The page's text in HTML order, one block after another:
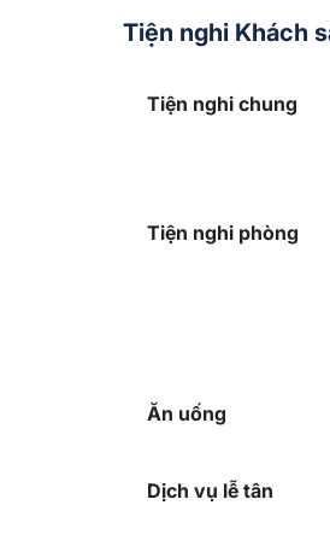
Tiện nghi Khách
Tiện nghi chung
Tiện nghi phòng
Ăn uống
Dịch vụ lễ tân